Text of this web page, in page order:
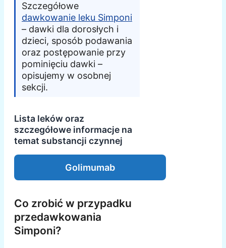
Szczegółowe
dawkowanie leku Simponi
– dawki dla dorosłych i
dzieci, sposób podawania
oraz postępowanie przy
pominięciu dawki –
opisujemy w osobnej
sekcji.
Lista leków oraz
szczegółowe informacje na
temat substancji czynnej
Golimumab
Co zrobić w przypadku
przedawkowania
Simponi?